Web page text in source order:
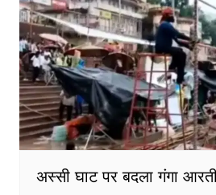
अस्सी घाट पर बदला गंगा